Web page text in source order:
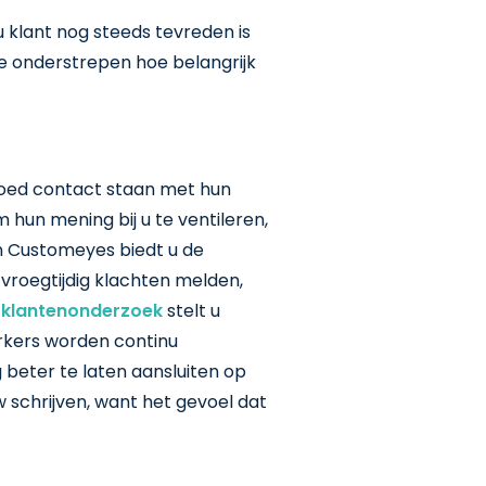
klant nog steeds tevreden is
onderstrepen hoe belangrijk
contact staan met hun
mening bij u te ventileren,
biedt u de
klachten melden,
klantenonderzoekstelt u
worden continu
te laten aansluiten op
schrijven, want het gevoel dat